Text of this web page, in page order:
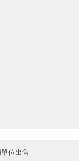
位出售